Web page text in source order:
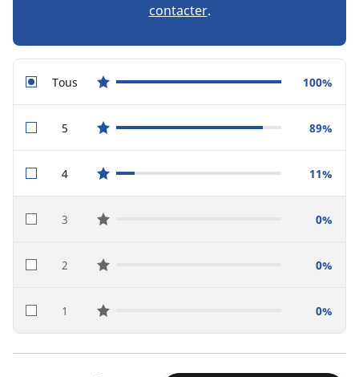
contacter.
Tousstar reviews 100%
5star reviews 89%
4star reviews 11%
3star reviews 0%
2star reviews 0%
1star reviews 0%